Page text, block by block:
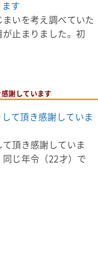
いを考え調べていた
止まりました。初
謝しています
頂き感謝していま
じ年令（22才）で